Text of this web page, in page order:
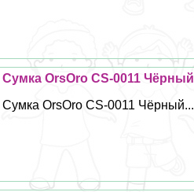
Сумка OrsOro CS-0011 Чёрный
Сумка OrsOro CS-0011 Чёрный...